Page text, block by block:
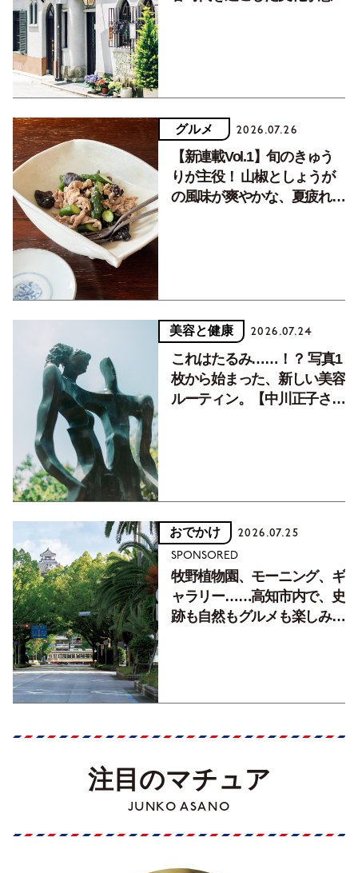
グルメ 2026.07.26
【新連載Vol.1】旬のきゅう
りが主役！ 山椒としょうが
の風味が爽やかな、夏疲れを
美容と健康 2026.07.24
これはたるみ……！？ 写真1
枚から始まった、新しい美容
ルーティン。【中川正子さん
おでかけ 2026.07.25
SPONSORED
牧野植物園、モーニング、ギ
ャラリー……高知市内で、史
跡も自然もグルメも楽しみ尽
注目のマチュア
JUNKO ASANO